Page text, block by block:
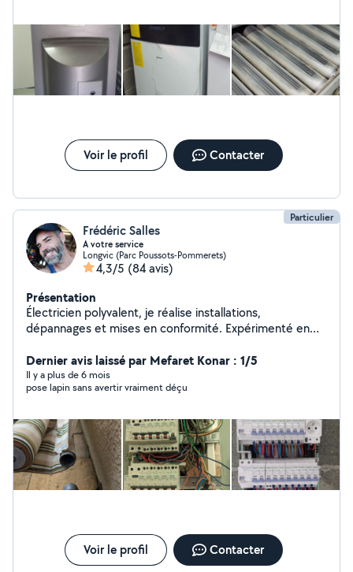
Voir le profil Contacter
Particulier
Frédéric Salles
A votre service
Longvic (Parc Poussots-Pommerets)
4,3/5 (84 avis)
Présentation
Électricien polyvalent, je réalise installations,
dépannages et mises en conformité. Expérimenté en
divers travaux de bricolage et aide à domicile. Sérieux et
efficace.
Dernier avis laissé par Mefaret Konar : 1/5
Il y a plus de 6 mois
pose lapin sans avertir vraiment déçu
Voir le profil Contacter